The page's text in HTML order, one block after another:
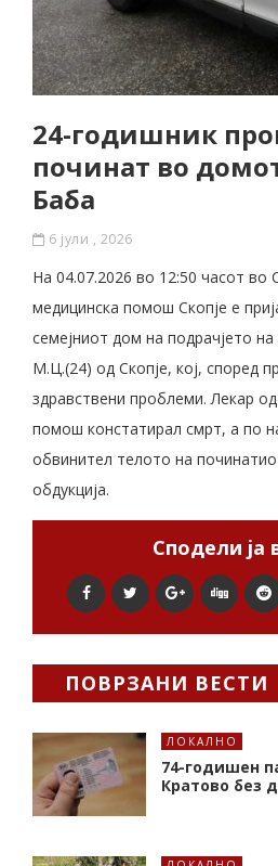
24-годишник
починат во
Баба
6 јули , 2026
На 04.07.2026 во 12:50 часот во
медицинска помош Скопје е
семејниот дом на подрачјето
М.Ц.(24) од Скопје, кој, според
здравствени проблеми. Лекар
помош констатирал смрт, а по
обвинител телото на
обдукција.
Сподели ја
ПОВРЗАНИ ВЕСТИ
ЛОКАЛНО
74-годишен
Кратово без